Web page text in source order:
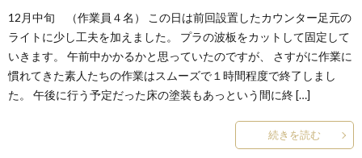
12月中旬 （作業員４名） この日は前回設置したカウンター足元の
ライトに少し工夫を加えました。 プラの波板をカットして固定して
いきます。 午前中かかるかと思っていたのですが、 さすがに作業に
慣れてきた素人たちの作業はスムーズで１時間程度で終了しまし
た。 午後に行う予定だった床の塗装もあっという間に終 […]
続きを読む